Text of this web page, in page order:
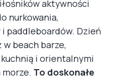
aktywności
nurkowania,
paddleboardów. Dzień
beach barze,
i orientalnymi
To doskonałe